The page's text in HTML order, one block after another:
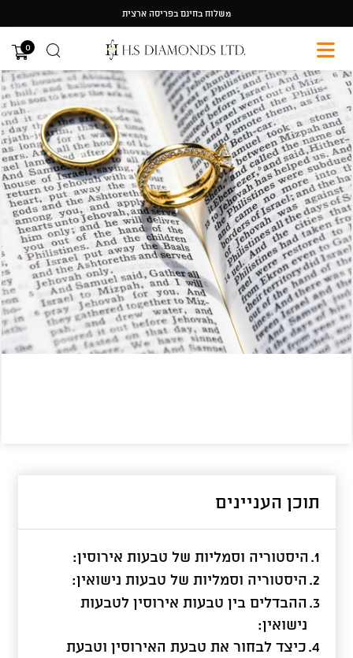
content
משלוח בחינם בפריסה ארצית
0
תוכן העניינים
היסטוריה וסמליות של טבעות אירוסין:
היסטוריה וסמליות של טבעות נישואין:
ההבדלים בין טבעות אירוסין לטבעות
נישואין:
כיצד לבחור את טבעת האירוסין וטבעת